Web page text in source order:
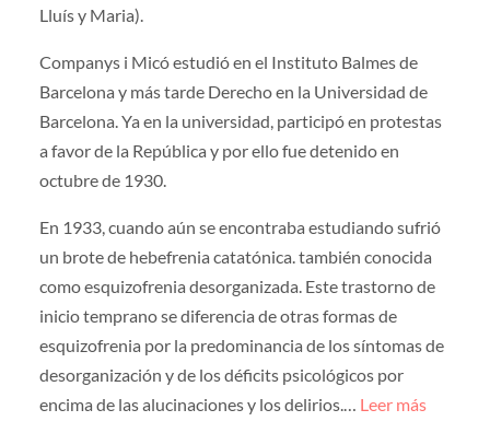
Lluís y Maria).
Companys i Micó estudió en el Instituto Balmes de
Barcelona y más tarde Derecho en la Universidad de
Barcelona. Ya en la universidad, participó en protestas
a favor de la República y por ello fue detenido en
octubre de 1930.
En 1933, cuando aún se encontraba estudiando sufrió
un brote de hebefrenia catatónica. también conocida
como esquizofrenia desorganizada. Este trastorno de
inicio temprano se diferencia de otras formas de
esquizofrenia por la predominancia de los síntomas de
desorganización y de los déficits psicológicos por
encima de las alucinaciones y los delirios.… Leer más